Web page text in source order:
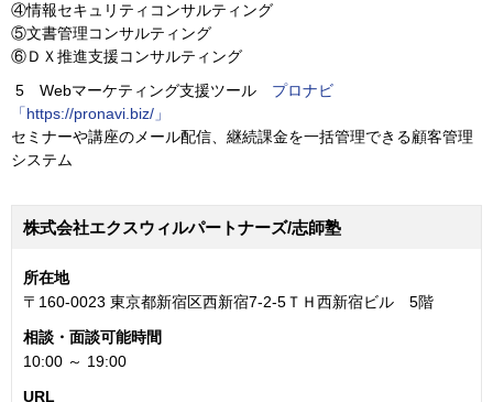
④情報セキュリティコンサルティング
⑤文書管理コンサルティング
⑥ＤＸ推進支援コンサルティング
5 Webマーケティング支援ツール プロナビ
「https://pronavi.biz/」
セミナーや講座のメール配信、継続課金を一括管理できる顧客管理
システム
株式会社エクスウィルパートナーズ/志師塾
所在地
〒160-0023 東京都新宿区西新宿7-2-5ＴＨ西新宿ビル 5階
相談・面談可能時間
10:00 ～ 19:00
URL